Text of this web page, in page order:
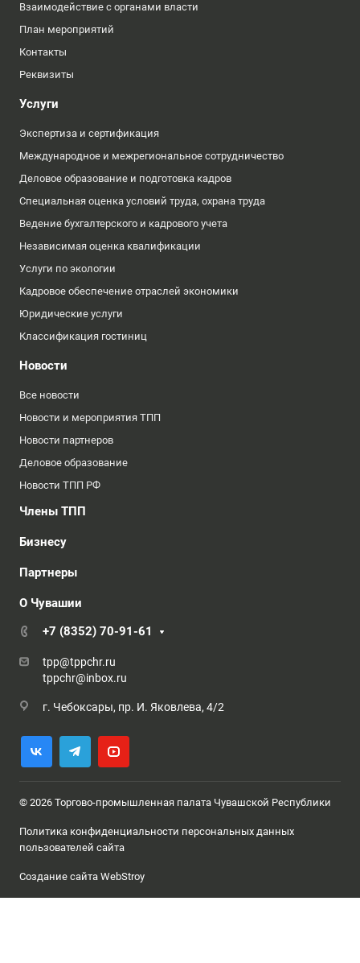
Взаимодействие с органами власти
План мероприятий
Контакты
Реквизиты
Услуги
Экспертиза и сертификация
Международное и межрегиональное сотрудничество
Деловое образование и подготовка кадров
Специальная оценка условий труда, охрана труда
Ведение бухгалтерского и кадрового учета
Независимая оценка квалификации
Услуги по экологии
Кадровое обеспечение отраслей экономики
Юридические услуги
Классификация гостиниц
Новости
Все новости
Новости и мероприятия ТПП
Новости партнеров
Деловое образование
Новости ТПП РФ
Члены ТПП
Бизнесу
Партнеры
О Чувашии
+7 (8352) 70-91-61
tpp@tppchr.ru
tppchr@inbox.ru
г. Чебоксары, пр. И. Яковлева, 4/2
© 2026 Торгово-промышленная палата Чувашской Республики
Политика конфиденциальности персональных данных
пользователей сайта
Создание сайта WebStroy